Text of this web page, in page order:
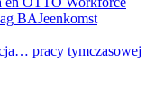
BAJeenkomst
pracy tymczasowej